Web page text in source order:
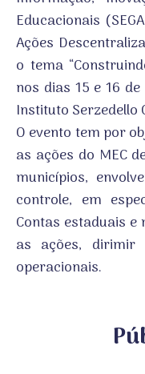
Educacionais
Ações
o tema
nos dias 15 e 16
Instituto Serzedello
O evento tem por
as ações do MEC
municípios,
controle, em
Contas estaduais
as ações, dirimir
operacionais.